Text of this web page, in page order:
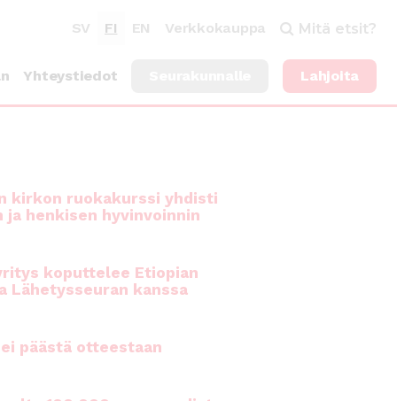
SV FI EN Verkkokauppa Mitä etsit?
Yhteystiedot Lahjoita
kirkon ruokakurssi yhdisti
ja henkisen hyvinvoinnin
koputtelee Etiopian
Lähetysseuran kanssa
päästä otteestaan